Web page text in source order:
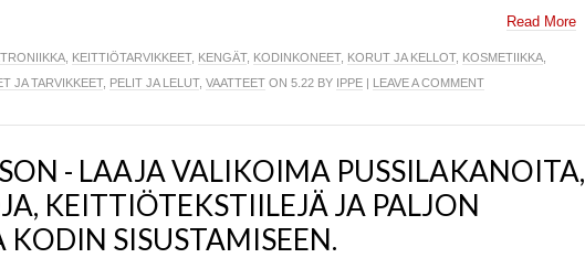
Read More
KEITTIÖTARVIKKEET, KENGÄT, KODINKONEET, KORUT JA KELLOT, KOSMETIIKKA
JA TARVIKKEET, PELIT JA LELUT, VAATTEET ON 5.22 BY IPPE | LEAVE A COMMENT
- LAAJA VALIKOIMA PUSSILAKANOITA,
KEITTIÖTEKSTIILEJÄ JA PALJON
KODIN SISUSTAMISEEN.